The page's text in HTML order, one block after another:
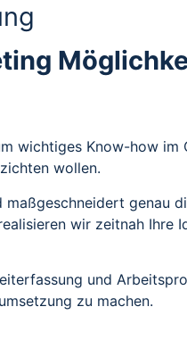
wichtiges Know-how
wollen.
genau
wir zeitnah Ihre
und
zu machen.